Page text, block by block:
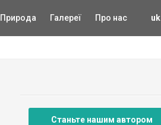
uk
Природа Галереї Про нас
Станьте нашим автором